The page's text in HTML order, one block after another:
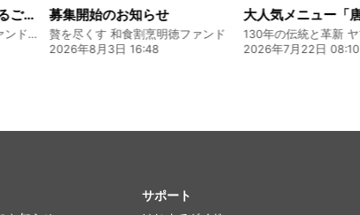
令和8年熊本地震に関するご報告
熊本 あか牛「延寿牛」ファンド2026
募集開始のお知らせ
贅を尽くす 和食割烹明徳ファンド
2026年8月3日 16:48
2026年7月22日 08:10
サポート